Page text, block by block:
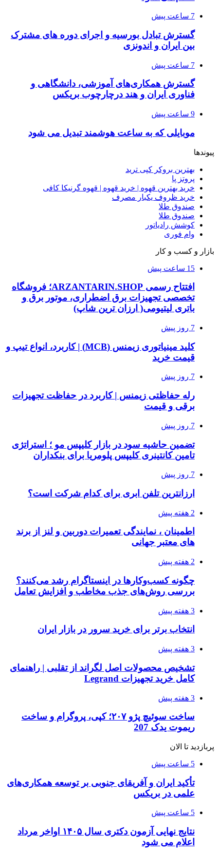
7 ساعت پیش
گسترش تبادل بورسیه و اجرای دوره های مشترک
بین ایران و اندونزی
7 ساعت پیش
گسترش همکاری‌های آموزشی، دانشگاهی و
فناوری ایران و هند درچارچوب بریکس
9 ساعت پیش
موبایلی که به ساعت هوشمند تبدیل می شود
پیوندها
بهترین بروکر کپی ترید
پروتز پا
خرید بهترین قهوه | خرید قهوه | قهوه گرنیکا کافی
خرید ظروف یکبار مصرف
صندوق طلا
صندوق طلا
کوشش رادیاتور
وام فوری
بازار و کسب و کار
15 ساعت پیش
افتتاح رسمی ARZANTARIN.SHOP؛ فروشگاه
تخصصی تجهیزات برق اضطراری، موتور برق و
باتری لیتیومی( ارزان ترین شاپ)
7 روز پیش
کلید مینیاتوری زیمنس (MCB) | کاربرد، انواع تیپ و
قیمت خرید
7 روز پیش
رله حفاظتی زیمنس | کاربرد در حفاظت تجهیزات
برقی و قیمت
7 روز پیش
تضمین حاشیه سود در بازار کلیپس مو ؛ استراتژی
تامین کانتینری کلیپس پلومریا برای بنکداران
7 روز پیش
ارزانترین تلفن ابری برای کدام شرکت است؟
2 هفته پیش
اطمینان ، نمایندگی تعمیرات دوربین و لنز از برند
های معتبر جهانی
2 هفته پیش
چگونه کسب‌وکارها در اینستاگرام رشد می‌کنند؟
بررسی روش‌های جذب مخاطب و افزایش تعامل
3 هفته پیش
انتخاب برتر برای خرید سرور در بازار ایران
3 هفته پیش
تشخیص محصولات اصل لگراند از تقلبی | راهنمای
کامل خرید تجهیزات Legrand
3 هفته پیش
ساخت سوئیچ پژو ۲۰۷؛ کپی، پروگرام و ساخت
ریموت یدک 207
پربازدید تا الان
5 ساعت پیش
تأکید ایران و آفریقای جنوبی بر توسعه همکاری‌های
علمی در بریکس
5 ساعت پیش
نتایج نهایی آزمون دکتری سال ۱۴۰۵ اواخر مرداد
اعلام می شود